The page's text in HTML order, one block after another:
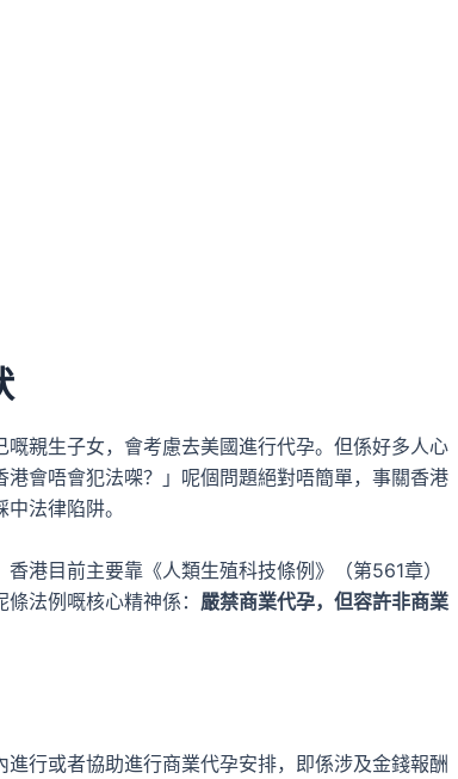
親生子女，會考慮去美國進行代孕。但係好多人心
會唔會犯法㗎？」呢個問題絕對唔簡單，事關香港
法律陷阱。
港目前主要靠《人類生殖科技條例》（第561章）
法例嘅核心精神係： 嚴禁商業代孕，但容許非商業
行或者協助進行商業代孕安排，即係涉及金錢報酬